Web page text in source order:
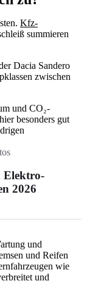
Kfz-
summieren
Dacia Sandero
zwischen
und CO₂-
besonders gut
Elektro-
2026
und
und Reifen
wie
und